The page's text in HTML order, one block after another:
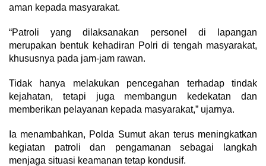
aman kepada masyarakat.
“Patroli yang dilaksanakan personel di lapangan
merupakan bentuk kehadiran Polri di tengah masyarakat,
khususnya pada jam-jam rawan.
Tidak hanya melakukan pencegahan terhadap tindak
kejahatan, tetapi juga membangun kedekatan dan
memberikan pelayanan kepada masyarakat,” ujarnya.
Ia menambahkan, Polda Sumut akan terus meningkatkan
kegiatan patroli dan pengamanan sebagai langkah
menjaga situasi keamanan tetap kondusif.